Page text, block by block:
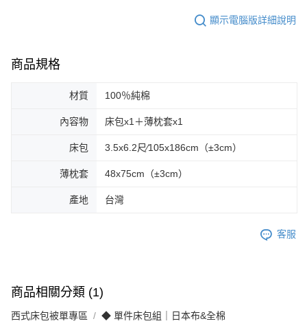
顯示電腦版詳細說明
商品規格
材質 100％純棉
內容物 床包x1＋薄枕套x1
床包 3.5x6.2尺∕105x186cm（±3cm）
薄枕套 48x75cm（±3cm）
產地 台灣
客服
商品相關分類 (1)
西式床包被單專區 ◆ 單件床包組｜日本布&全棉